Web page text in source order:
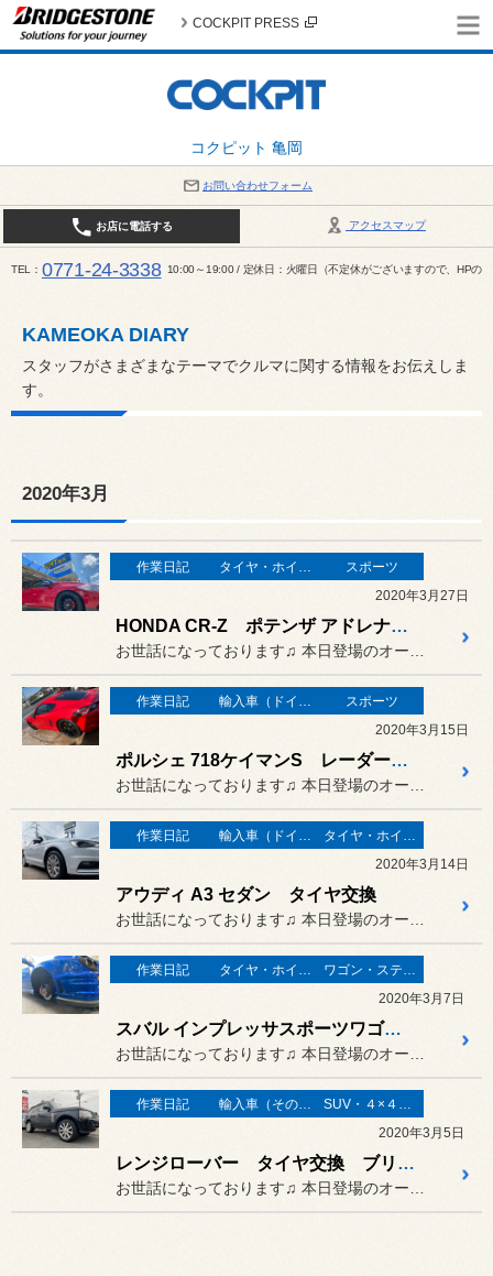
コクピット 亀岡
COCKPIT PRESS
お問い合わせフォーム
アクセスマップ
お店に電話する
TEL 0771-24-3338 10:00～19:00 / 定休日：火曜日（不定休がございますので、HPの
KAMEOKA DIARY
スタッフがさまざまなテーマでクルマに関する情報をお伝えしま
す。
2020年3月
作業日記 タイヤ・ホイール
スポーツ
2020年3月27日
HONDA CR-Z ポテンザ アドレナリン RE004 交換
作業日記 輸入車（ドイツ車）の作業
スポーツ
2020年3月15日
ポルシェ 718ケイマンS レーダー ドラレコ レカロシート 取り付け
作業日記 輸入車（ドイツ車）の作業
タイヤ・ホイール
2020年3月14日
アウディ A3 セダン タイヤ交換
作業日記 タイヤ・ホイール
ワゴン・ステーションワゴン
2020年3月7日
スバル インプレッサスポーツワゴン タイヤ交換、エアコン修理
作業日記 輸入車（その他）の作業
SUV・４×４（オフロード）
2020年3月5日
レンジローバー タイヤ交換 ブリヂストン アレンザ 001